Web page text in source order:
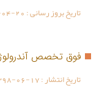
تاریخ بروز رسانی :20
فوق تخصص
تاریخ انتشار :06-17